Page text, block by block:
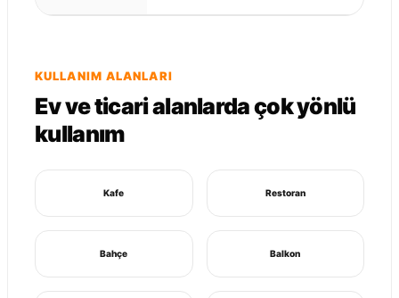
KULLANIM ALANLARI
Ev ve ticari alanlarda çok yönlü
kullanım
Kafe Restoran
Bahçe Balkon